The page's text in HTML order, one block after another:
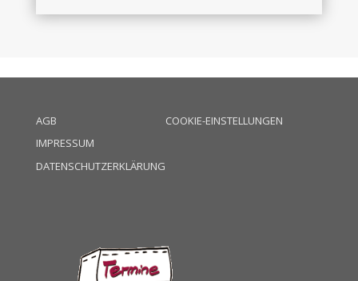
AGB
IMPRESSUM
DATENSCHUTZERKLÄRUNG
COOKIE-EINSTELLUNGEN